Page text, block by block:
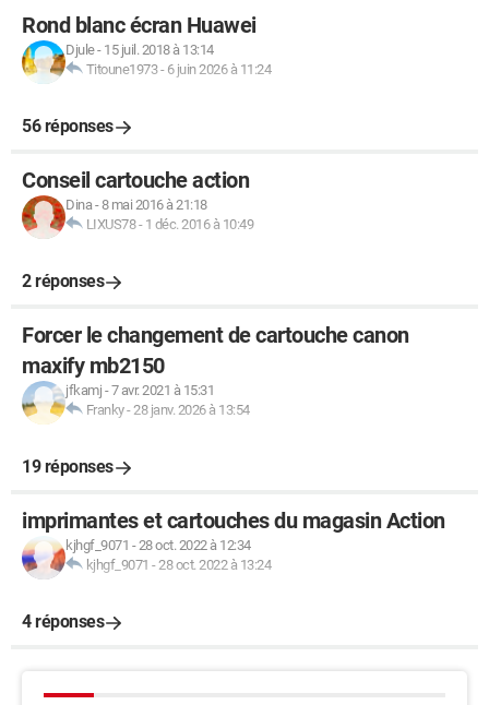
Rond blanc écran Huawei
Djule- 15 juil. 2018 à 13:14
Titoune1973- 6 juin 2026 à 11:24
56 réponses
Conseil cartouche action
Dina-8 mai 2016 à 21:18
LIXUS78- 1 déc. 2016 à 10:49
2 réponses
Forcer le changement de cartouche canon
maxify mb2150
jfkamj -7 avr. 2021 à 15:31
Franky-28 janv. 2026 à 13:54
19 réponses
imprimantes et cartouches du magasin Action
kjhgf_9071 -28 oct. 2022 à 12:34
kjhgf_9071 -28 oct. 2022 à 13:24
4 réponses